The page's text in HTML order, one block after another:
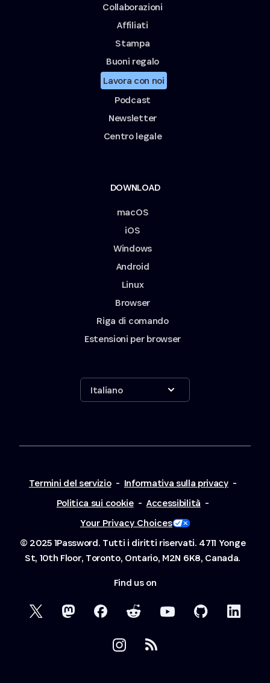
Collaborazioni
Affiliati
Stampa
Buoni regalo
Lavora con noi
Podcast
Newsletter
Centro legale
DOWNLOAD
macOS
iOS
Windows
Android
Linux
Browser
Riga di comando
Estensioni per browser
Italiano
Termini del servizio - Informativa sulla privacy -
Politica sui cookie - Accessibilità -
Your Privacy Choices
© 2025 1Password. Tutti i diritti riservati. 4711 Yonge
St, 10th Floor, Toronto, Ontario, M2N 6K8, Canada.
Find us on